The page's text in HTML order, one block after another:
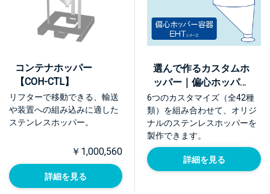
コンテナホッパー
【COH-CTL】
リフターで移動できる、輸送
や装置への組み込みに適した
ステンレスホッパー。
￥1,000,560
詳細を見る
選んで作るカスタムホ
ッパー｜偏心ホッパー
容器 EHTシリーズ
6つのカスタマイズ（全42種
類）を組み合わせて、オリジ
ナルのステンレスホッパーを
製作できます。
詳細を見る